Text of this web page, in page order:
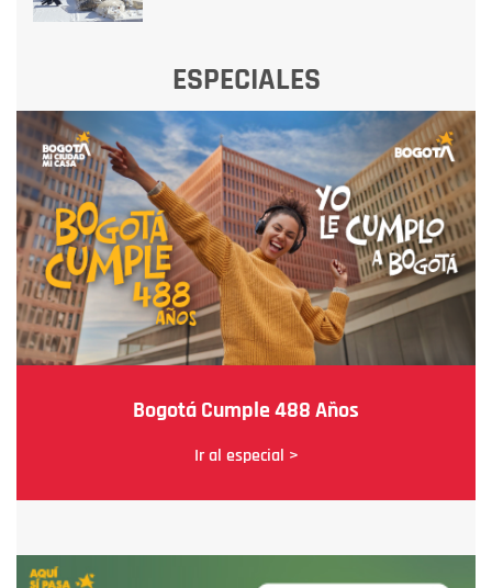
ESPECIALES
Bogotá Cumple 488 Años
Ir al especial >